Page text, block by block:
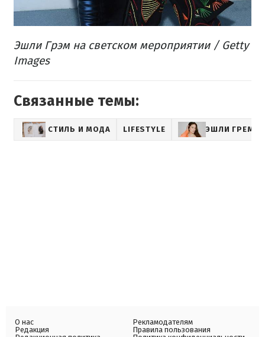
Эшли Грэм на светском мероприятии / Getty
Images
Связанные темы:
СТИЛЬ И МОДА LIFESTYLE ЭШЛИ ГРЕМ
О нас
Редакция
Рекламодателям
Правила пользования